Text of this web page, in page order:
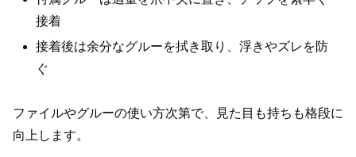
接着
接着後は余分なグルーを拭き取り、浮きやズレを防
ぐ
ファイルやグルーの使い方次第で、見た目も持ちも格段に
向上します。